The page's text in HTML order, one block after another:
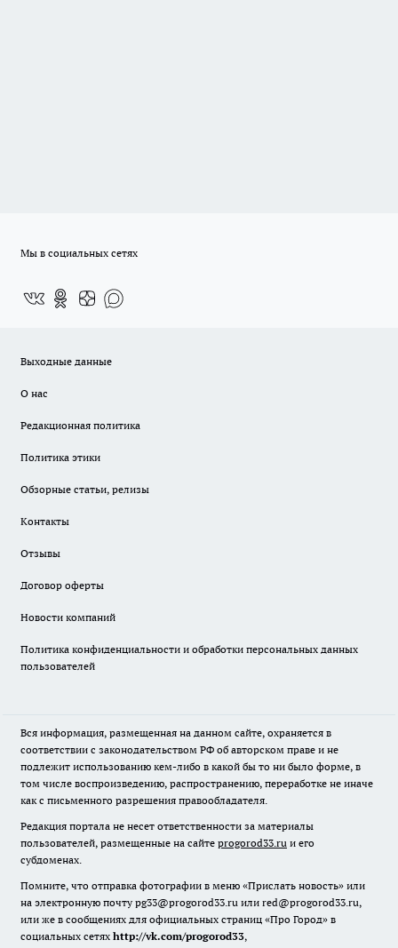
Мы в социальных сетях
Выходные данные
О нас
Редакционная политика
Политика этики
Обзорные статьи, релизы
Контакты
Отзывы
Договор оферты
Новости компаний
Политика конфиденциальности и обработки персональных данных
пользователей
Вся информация, размещенная на данном сайте, охраняется в
соответствии с законодательством РФ об авторском праве и не
подлежит использованию кем-либо в какой бы то ни было форме, в
том числе воспроизведению, распространению, переработке не иначе
как с письменного разрешения правообладателя.
Редакция портала не несет ответственности за материалы
пользователей, размещенные на сайте progorod33.ru и его
субдоменах.
Помните, что отправка фотографии в меню «Прислать новость» или
на электронную почту pg33@progorod33.ru или red@progorod33.ru,
или же в сообщениях для официальных страниц «Про Город» в
социальных сетях http://vk.com/progorod33,